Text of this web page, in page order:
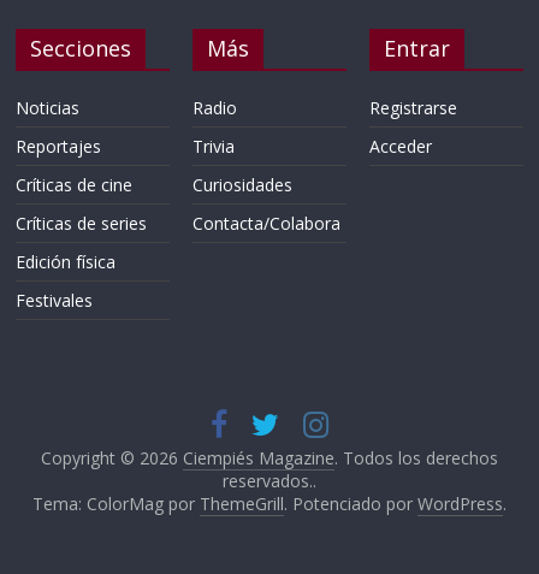
Secciones
Noticias
Reportajes
Críticas de cine
Críticas de series
Edición física
Festivales
Más
Radio
Trivia
Curiosidades
Contacta/Colabora
Entrar
Registrarse
Acceder
Copyright © 2026 Ciempiés Magazine. Todos los derechos
reservados..
Tema: ColorMag por ThemeGrill. Potenciado por WordPress.